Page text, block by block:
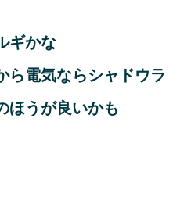
ギかな
ら電気ならシャドウラ
ほうが良いかも